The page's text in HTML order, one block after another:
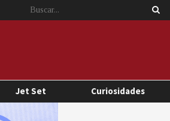
Jet Set Curiosidades